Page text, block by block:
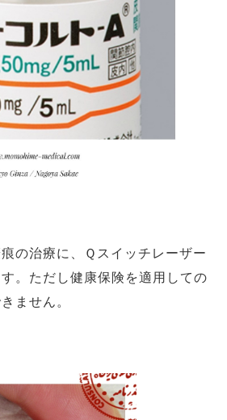
の治療に、Ｑスイッチレーザー
。ただし健康保険を適用しての
ません。